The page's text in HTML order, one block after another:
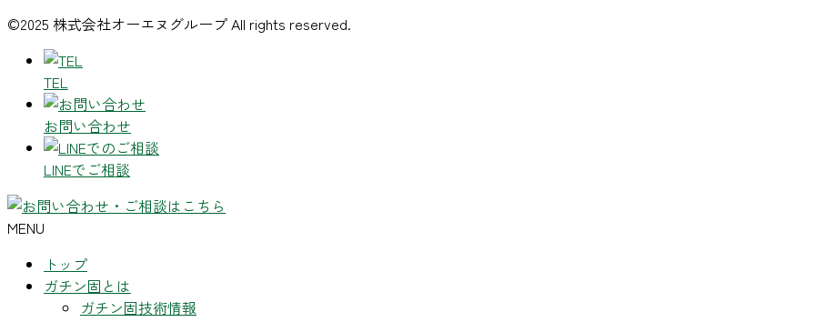
©2025 株式会社オーエヌグループ All rights reserved.
TEL
お問い合わせ
LINEでご相談
MENU
トップ
ガチン固とは
ガチン固技術情報